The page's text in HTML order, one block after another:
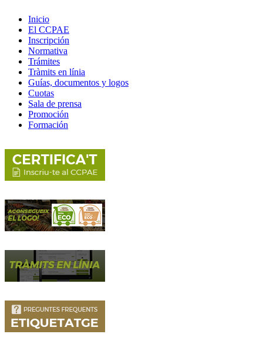
Inicio
El CCPAE
Inscripción
Normativa
Trámites
Tràmits en línia
Guías, documentos y logos
Cuotas
Sala de prensa
Promoción
Formación